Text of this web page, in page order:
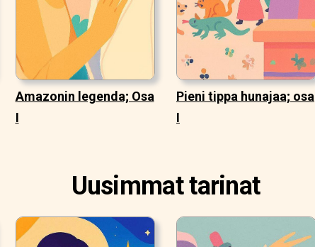
Amazonin legenda; Osa
I
Pieni tippa hunajaa; osa
I
Uusimmat tarinat